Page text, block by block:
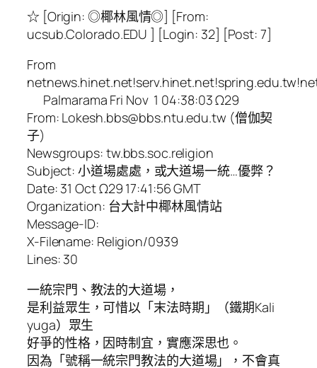
☆ [Origin: ◎椰林風情◎] [From:
ucsub.Colorado.EDU ] [Login: 32] [Post: 7]
From
Palmarama Fri Nov 1 04:38:03 Ω29
From: Lokesh.bbs@bbs.ntu.edu.tw (僧伽契
子)
Newsgroups: tw.bbs.soc.religion
Subject: 小道場處處，或大道場一統…優弊？
Date: 31 Oct Ω29 17:41:56 GMT
Organization: 台大計中椰林風情站
Message-ID:
X-Filename: Religion/0939
Lines: 30
一統宗門、教法的大道場，
是利益眾生，可惜以「末法時期」（鐵期Kali
yuga）眾生
好爭的性格，因時制宜，實應深思也。
因為「號稱一統宗門教法的大道場」，不會真